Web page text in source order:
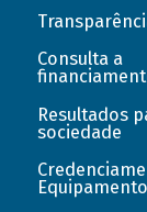
Consulta a
Resultados
sociedade